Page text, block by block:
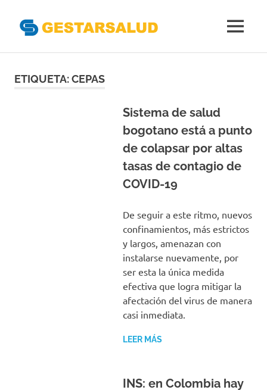
Gestoras
MENÚ
ETIQUETA:CEPAS
Sistema de salud
bogotano está a punto
de colapsar por altas
tasas de contagio de
COVID-19
De seguir a este ritmo, nuevos
confinamientos, más estrictos
y largos, amenazan con
instalarse nuevamente, por
ser esta la única medida
efectiva que logra mitigar la
afectación del virus de manera
casi inmediata.
LEER MÁS
INS: en Colombia hay